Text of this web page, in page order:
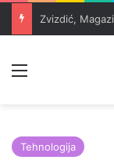
Tehnologija